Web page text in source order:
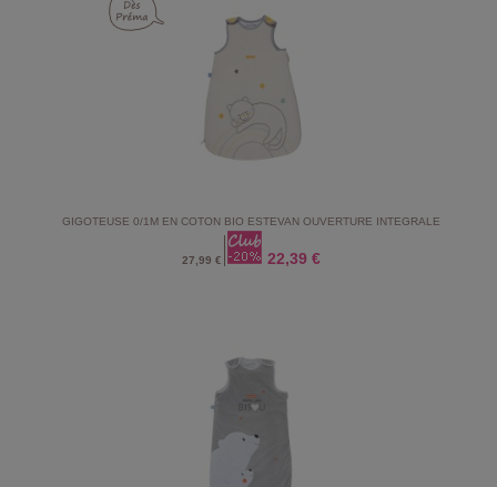
GIGOTEUSE 0/1M EN COTON BIO ESTEVAN OUVERTURE INTEGRALE
27,99 € 22,39 €